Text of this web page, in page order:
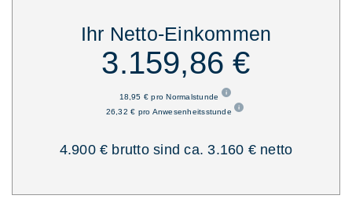
Ihr Netto-Einkommen
3.159,86 €
18,95 € pro Normalstunde
26,32 € pro Anwesenheitsstunde
4.900 € brutto sind ca. 3.160 € netto